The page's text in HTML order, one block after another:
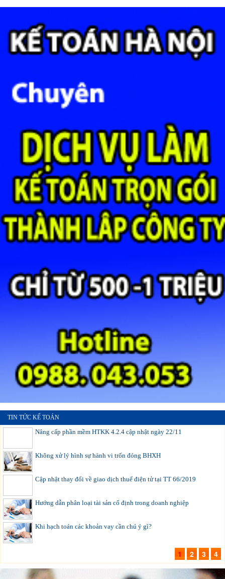
TIN TỨC KẾ TOÁN
Nâng cấp phần mềm HTKK 4.2.4 cập nhật ngày 22/11
Không xử lý hình sự hành vi trốn đóng BHXH
Cập nhật thay đổi về giao dịch thuế điện tử tại TT 66/2019
Hướng dẫn phân loại tài sản cố định trong doanh nghiệp
Khi hạch toán các khoản vay cần chú ý gì?
1 2 3 4